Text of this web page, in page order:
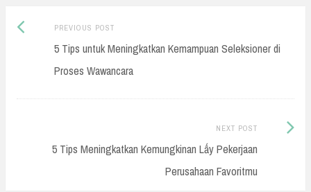
Post
navigation
PREVIOUS POSTPrevious
post:
5 Tips untuk Meningkatkan Kemampuan Seleksioner di
Proses Wawancara
NEXT POST
5 Tips Meningkatkan Kemungkinan Lấy Pekerjaan
Perusahaan Favoritmu
Next